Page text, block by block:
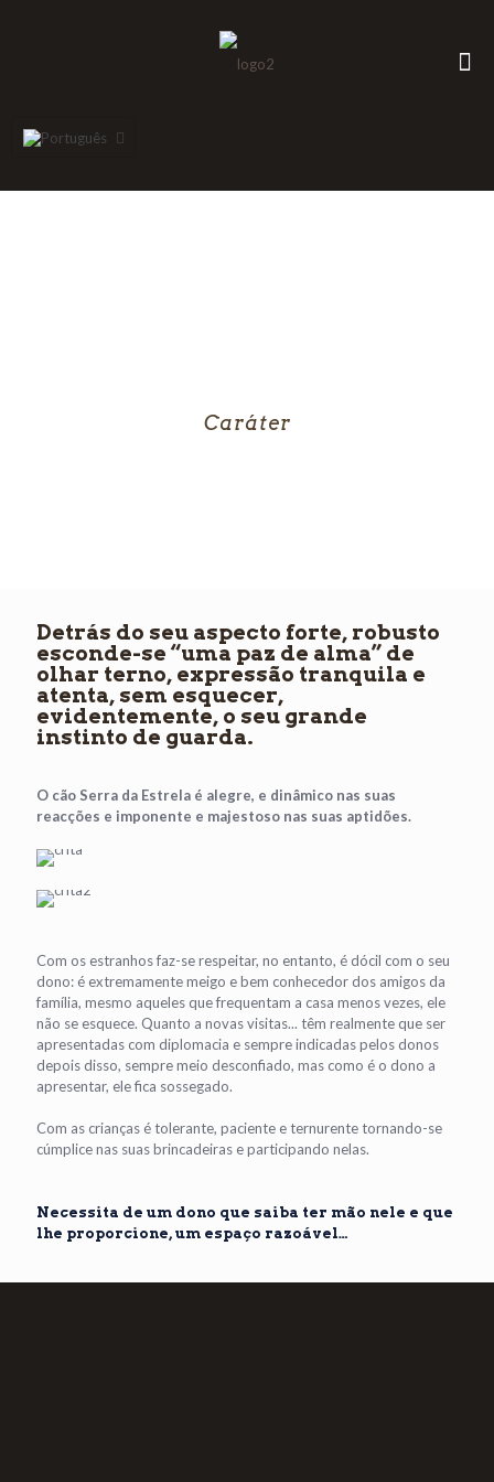
Caráter
Detrás do seu aspecto forte, robusto
esconde-se “uma paz de alma” de
olhar terno, expressão tranquila e
atenta, sem esquecer,
evidentemente, o seu grande
instinto de guarda.
O cão Serra da Estrela é alegre, e dinâmico nas suas
reacções e imponente e majestoso nas suas aptidões.
Com os estranhos faz-se respeitar, no entanto, é dócil com o seu
dono: é extremamente meigo e bem conhecedor dos amigos da
família, mesmo aqueles que frequentam a casa menos vezes, ele
não se esquece. Quanto a novas visitas... têm realmente que ser
apresentadas com diplomacia e sempre indicadas pelos donos
depois disso, sempre meio desconfiado, mas como é o dono a
apresentar, ele fica sossegado.
Com as crianças é tolerante, paciente e ternurente tornando-se
cúmplice nas suas brincadeiras e participando nelas.
Necessita de um dono que saiba ter mão nele e que
lhe proporcione, um espaço razoável…